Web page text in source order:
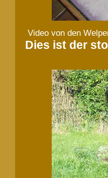
Video von den
Dies ist der